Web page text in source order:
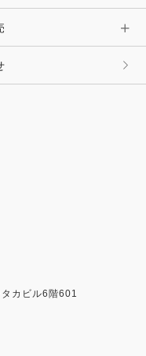
カビル6階601